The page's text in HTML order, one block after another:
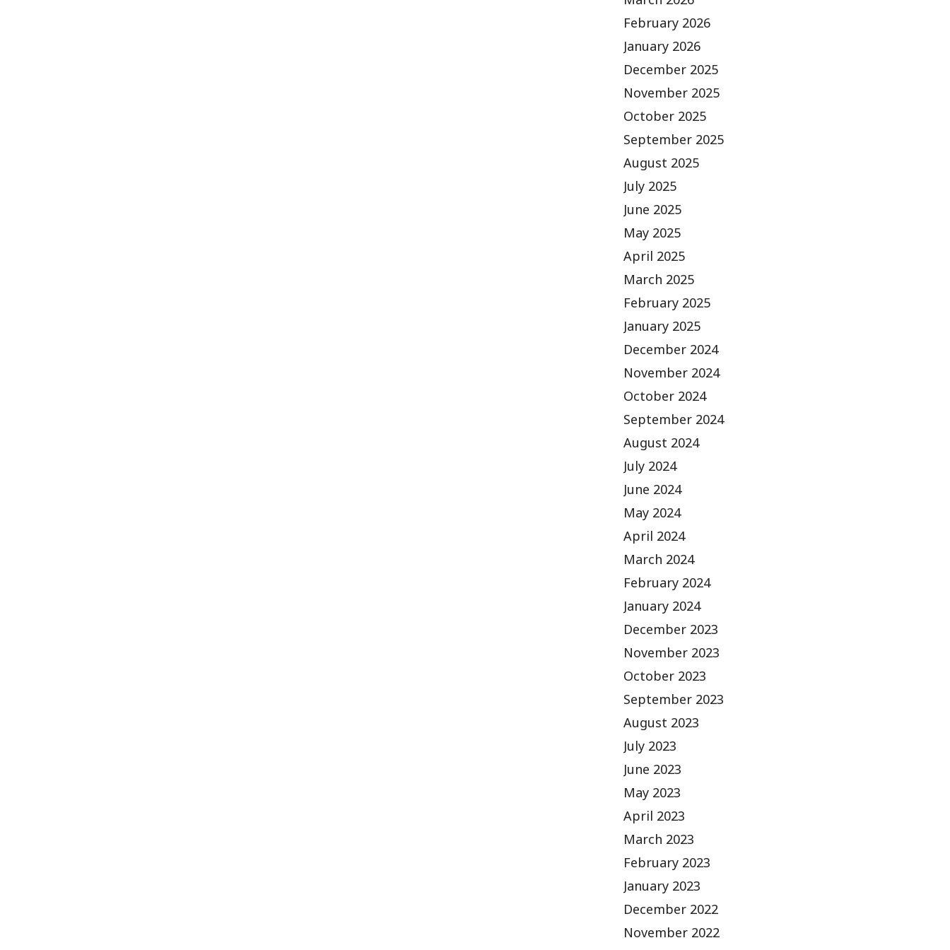
February 2026
January 2026
December 2025
November 2025
October 2025
September 2025
August 2025
July 2025
June 2025
May 2025
April 2025
March 2025
February 2025
January 2025
December 2024
November 2024
October 2024
September 2024
August 2024
July 2024
June 2024
May 2024
April 2024
March 2024
February 2024
January 2024
December 2023
November 2023
October 2023
September 2023
August 2023
July 2023
June 2023
May 2023
April 2023
March 2023
February 2023
January 2023
December 2022
November 2022